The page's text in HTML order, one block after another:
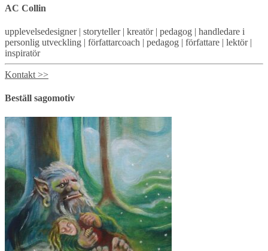
AC Collin
upplevelsedesigner | storyteller | kreatör | pedagog | handledare i
personlig utveckling | författarcoach | pedagog | författare | lektör |
inspiratör
Kontakt >>
Beställ sagomotiv